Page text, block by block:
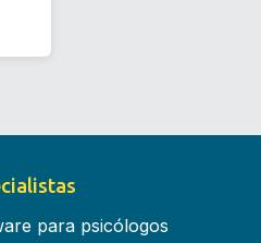
para psicólogos